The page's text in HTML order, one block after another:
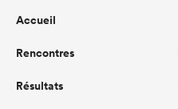
Accueil
Rencontres
Résultats